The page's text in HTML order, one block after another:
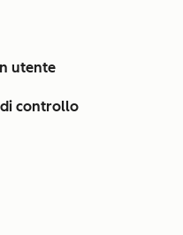
utente
controllo